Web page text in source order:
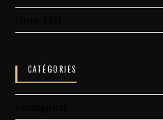
CATÉGORIES